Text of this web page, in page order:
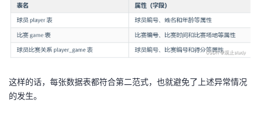
这样的话，每张数据表都符合第二范式，也就避免了上述异常情况
的发生。